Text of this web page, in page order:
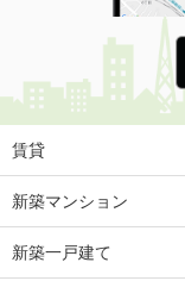
埼玉県川口市大字
価 格
住
建物
埼玉県川口市桜町３
賃貸
新築マンション
新築一戸建て